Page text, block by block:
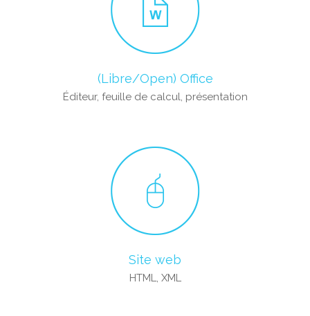
(Libre/Open) Office
Éditeur, feuille de calcul, présentation
Site web
HTML, XML